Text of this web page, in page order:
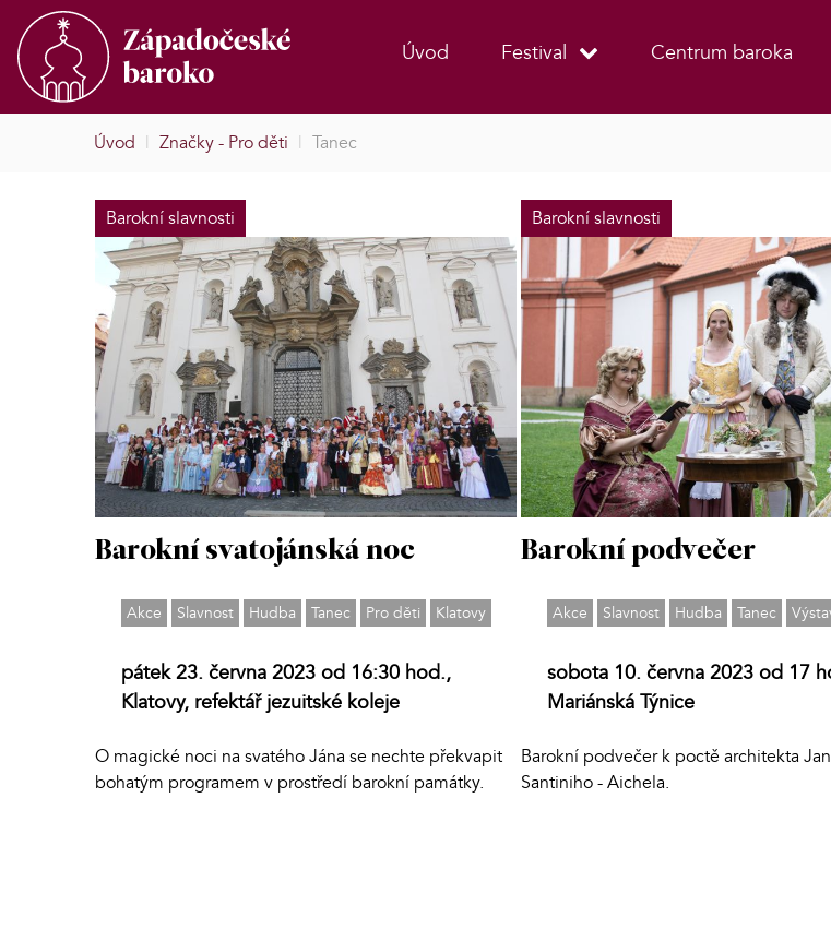
Úvod Festival Centrum baroka
Úvod | Značky - Pro děti | Tanec
Barokní slavnosti
Barokní svatojánská noc
Akce Slavnost Hudba Tanec Pro děti Klatovy
pátek 23. června 2023 od 16:30 hod.,
Klatovy, refektář jezuitské koleje
O magické noci na svatého Jána se nechte překvapit
bohatým programem v prostředí barokní památky.
Barokní slavnosti
Barokní podvečer
Akce Slavnost Hudba Tanec
sobota 10. června 2023 od 17
Mariánská Týnice
Barokní podvečer k poctě architekta
Santiniho - Aichela.